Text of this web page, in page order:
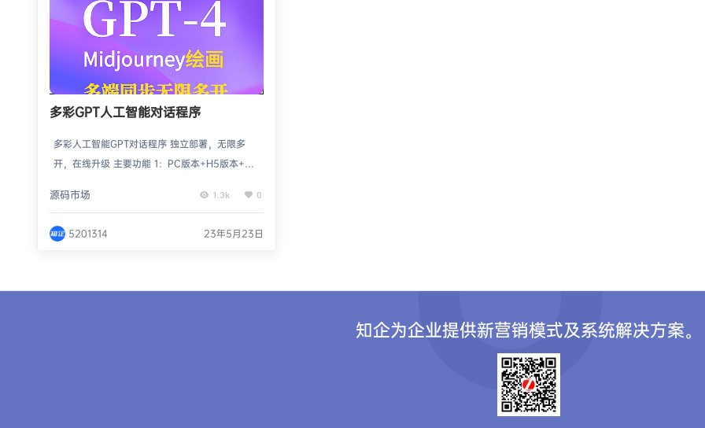
多彩GPT人工智能对话程序
多彩人工智能GPT对话程序 独立部署，无限多
开，在线升级 主要功能 1：PC版本+H5版本+公
包时套餐，次数套餐 3：接入GPT人工智能，GP
urney绘画，火山引擎翻译 5：全家桶应用模
源码市场 1.3k 0
5201314 23年5月23日
知企为企业提供新营销模式及系统解决方案。